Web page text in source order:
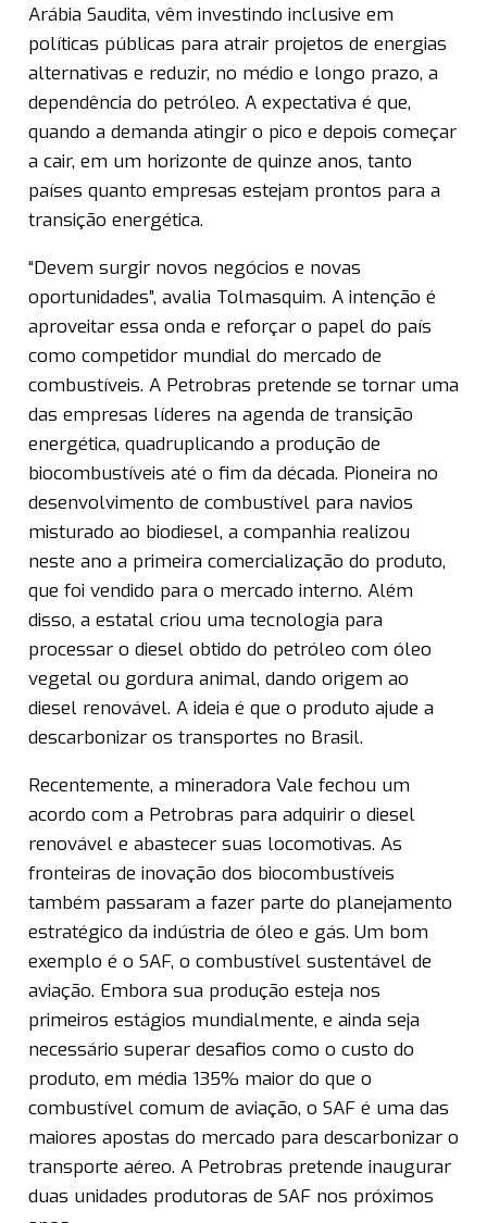
Arábia Saudita, vêm investindo inclusive em
políticas públicas para atrair projetos de energias
alternativas e reduzir, no médio e longo prazo, a
dependência do petróleo. A expectativa é que,
quando a demanda atingir o pico e depois começar
a cair, em um horizonte de quinze anos, tanto
países quanto empresas estejam prontos para a
transição energética.
“Devem surgir novos negócios e novas
oportunidades”, avalia Tolmasquim. A intenção é
aproveitar essa onda e reforçar o papel do país
como competidor mundial do mercado de
combustíveis. A Petrobras pretende se tornar uma
das empresas líderes na agenda de transição
energética, quadruplicando a produção de
biocombustíveis até o fim da década. Pioneira no
desenvolvimento de combustível para navios
misturado ao biodiesel, a companhia realizou
neste ano a primeira comercialização do produto,
que foi vendido para o mercado interno. Além
disso, a estatal criou uma tecnologia para
processar o diesel obtido do petróleo com óleo
vegetal ou gordura animal, dando origem ao
diesel renovável. A ideia é que o produto ajude a
descarbonizar os transportes no Brasil.
Recentemente, a mineradora Vale fechou um
acordo com a Petrobras para adquirir o diesel
renovável e abastecer suas locomotivas. As
fronteiras de inovação dos biocombustíveis
também passaram a fazer parte do planejamento
estratégico da indústria de óleo e gás. Um bom
exemplo é o SAF, o combustível sustentável de
aviação. Embora sua produção esteja nos
primeiros estágios mundialmente, e ainda seja
necessário superar desafios como o custo do
produto, em média 135% maior do que o
combustível comum de aviação, o SAF é uma das
maiores apostas do mercado para descarbonizar o
transporte aéreo. A Petrobras pretende inaugurar
duas unidades produtoras de SAF nos próximos